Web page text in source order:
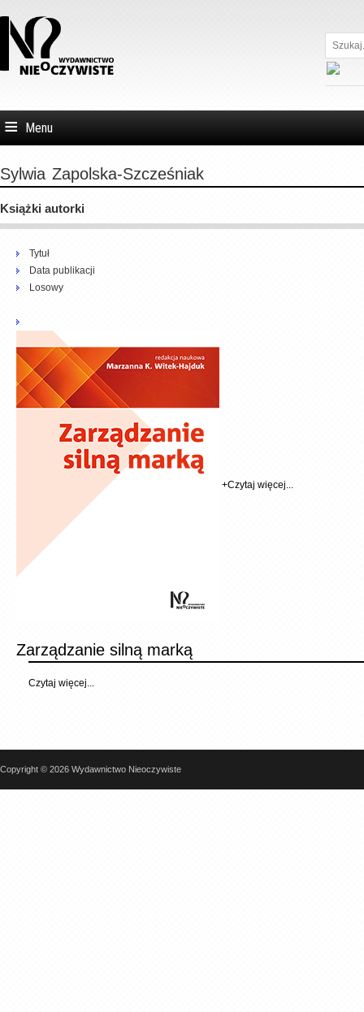
Szukaj...
Menu
Sylwia Zapolska-Szcześniak
Książki autorki
Tytuł
Data publikacji
Losowy
+Czytaj więcej...
Zarządzanie silną marką
Czytaj więcej...
Copyright © 2026 Wydawnictwo Nieoczywiste